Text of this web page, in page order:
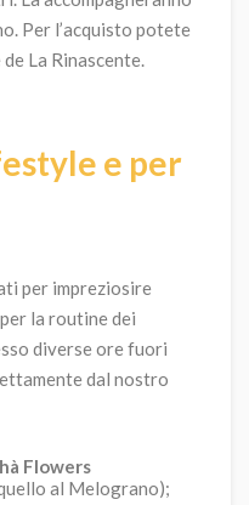
Per l’acquisto potete
La Rinascente.
e per
per impreziosire
la routine dei
diverse ore fuori
dal nostro
Flowers
al Melograno);